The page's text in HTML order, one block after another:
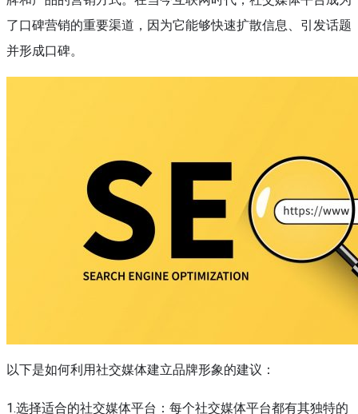
了口碑营销的重要渠道，因为它能够快速扩散信息、引发话题
并形成口碑。
以下是如何利用社交媒体建立品牌形象的建议：
1.选择适合的社交媒体平台：每个社交媒体平台都有其独特的